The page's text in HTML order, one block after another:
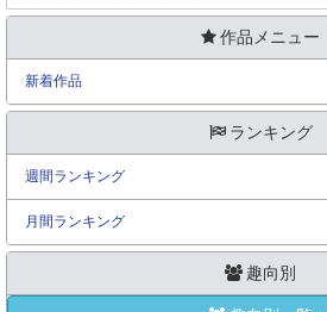
作品メニュー
新着作品
ランキング
週間ランキング
月間ランキング
趣向別